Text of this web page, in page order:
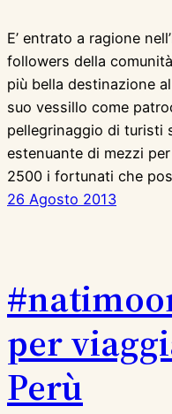
E’ entrato a ragione
followers della
più bella destinazione
suo vessillo come
pellegrinaggio di turisti
estenuante di mezzi
2500 i fortunati che
26 Agosto 2013
per
Perù